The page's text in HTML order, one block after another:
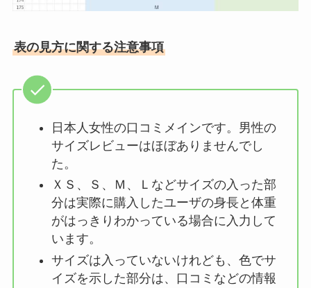
表の見方に関する注意事項
日本人女性の口コミメインです。男性の
サイズレビューはほぼありませんでし
た。
ＸＳ、Ｓ、Ｍ、Ｌなどサイズの入った部
分は実際に購入したユーザの身長と体重
がはっきりわかっている場合に入力して
います。
サイズは入っていないけれども、色でサ
イズを示した部分は、口コミなどの情報